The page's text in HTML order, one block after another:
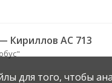
Кириллов АС 713
для того, чтобы